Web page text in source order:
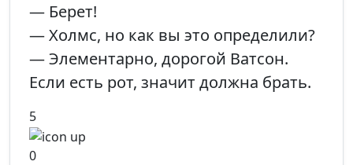
— Берет!
— Холмс, но как вы это определили?
— Элементарно, дорогой Ватсон.
Если есть рот, значит должна брать.
5
0